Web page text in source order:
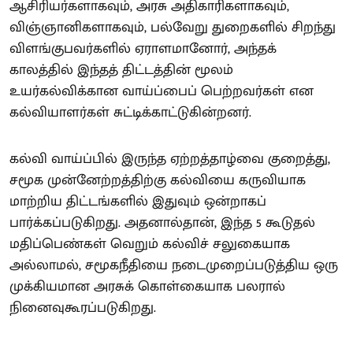
ஆசிரியர்களாகவும், அரசு அதிகாரிகளாகவும்,
விஞ்ஞானிகளாகவும், பல்வேறு துறைகளில் சிறந்து
விளங்குபவர்களில் ஏராளமானோர், அந்தக்
காலத்தில் இந்தத் திட்டத்தின் மூலம்
உயர்கல்விக்கான வாய்ப்பைப் பெற்றவர்கள் என
கல்வியாளர்கள் சுட்டிக்காட்டுகின்றனர்.
கல்வி வாய்ப்பில் இருந்த ஏற்றத்தாழ்வை குறைத்து,
சமூக முன்னேற்றத்திற்கு கல்வியை கருவியாக
மாற்றிய திட்டங்களில் இதுவும் ஒன்றாகப்
பார்க்கப்படுகிறது. அதனால்தான், இந்த 5 கூடுதல்
மதிப்பெண்கள் வெறும் கல்விச் சலுகையாக
அல்லாமல், சமூகநீதியை நடைமுறைப்படுத்திய ஒரு
முக்கியமான அரசுக் கொள்கையாக பலரால்
நினைவுகூரப்படுகிறது.